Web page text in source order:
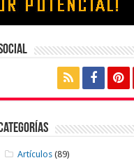
Artículos (89)